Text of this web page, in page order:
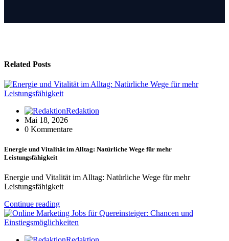
Related Posts
Redaktion
Mai 18, 2026
0 Kommentare
Energie und Vitalität im Alltag: Natürliche Wege für mehr
Leistungsfähigkeit
Energie und Vitalität im Alltag: Natürliche Wege für mehr
Leistungsfähigkeit
Continue reading